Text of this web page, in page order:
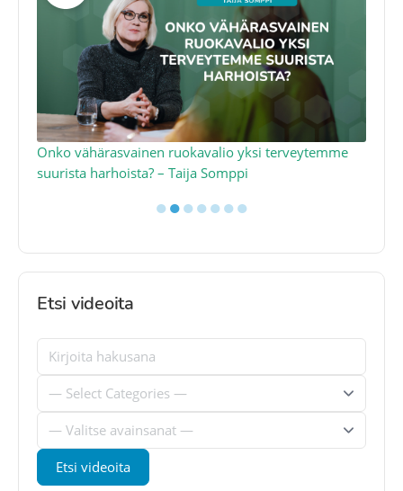
Onko vähärasvainen ruokavalio yksi terveytemme
suurista harhoista? – Taija Somppi
●●●●●●●
Etsi videoita